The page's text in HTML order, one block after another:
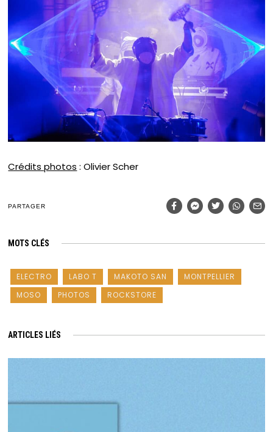
Crédits photos : Olivier Scher
PARTAGER
MOTS CLÉS
ELECTRO LABO T MAKOTO SAN
MONTPELLIER
MOSO
PHOTOS ROCKSTORE
ARTICLES LIÉS